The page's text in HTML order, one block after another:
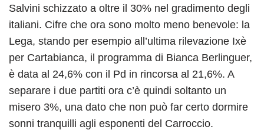
Salvini schizzato a oltre il 30% nel gradimento degli
italiani. Cifre che ora sono molto meno benevole: la
Lega, stando per esempio all’ultima rilevazione Ixè
per Cartabianca, il programma di Bianca Berlinguer,
è data al 24,6% con il Pd in rincorsa al 21,6%. A
separare i due partiti ora c’è quindi soltanto un
misero 3%, una dato che non può far certo dormire
sonni tranquilli agli esponenti del Carroccio.